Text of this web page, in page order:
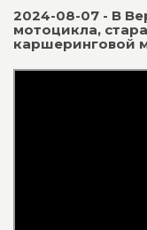
2024-08-07 - В
мотоцикла,
каршеринговой